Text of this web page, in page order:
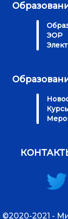
ЭОР
©2020-2021 -